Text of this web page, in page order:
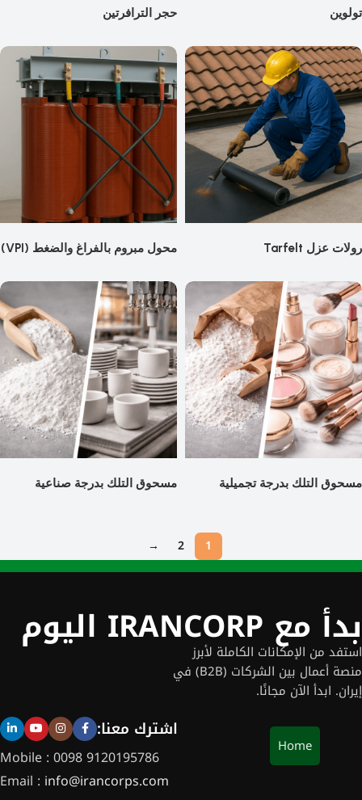
تولوين حجر الترافرتين
رولات عزل Tarfelt محول مبروم بالفراغ والضغط (VPI)
مسحوق التلك بدرجة تجميلية مسحوق التلك بدرجة صناعية
1
2
→
بدأ مع IRANCORP اليوم
استفد من الإمكانات الكاملة لأبرز
منصة أعمال بين الشركات (B2B) في
إيران. ابدأ الآن مجانًا.
اشترك معنا:
Mobile : 0098 9120195786
Email : info@irancorps.com
Home